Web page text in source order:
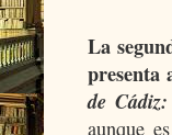
La
presenta
de Cádiz:
aunque